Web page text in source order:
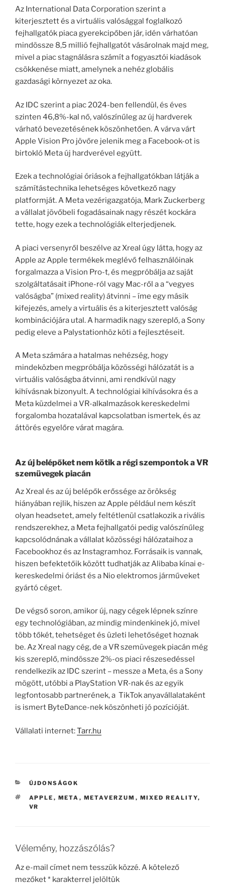
Az International Data Corporation szerint a
kiterjesztett és a virtuális valósággal foglalkozó
fejhallgatók piaca gyerekcipőben jár, idén várhatóan
mindössze 8,5 millió fejhallgatót vásárolnak majd meg,
mivel a piac stagnálásra számít a fogyasztói kiadások
csökkenése miatt, amelynek a nehéz globális
gazdasági környezet az oka.
Az IDC szerint a piac 2024-ben fellendül, és éves
szinten 46,8%-kal nő, valószínűleg az új hardverek
várható bevezetésének köszönhetően. A várva várt
Apple Vision Pro jövőre jelenik meg a Facebook-ot is
birtokló Meta új hardverével együtt.
Ezek a technológiai óriások a fejhallgatókban látják a
számítástechnika lehetséges következő nagy
platformját. A Meta vezérigazgatója, Mark Zuckerberg
a vállalat jövőbeli fogadásainak nagy részét kockára
tette, hogy ezek a technológiák elterjedjenek.
A piaci versenyről beszélve az Xreal úgy látta, hogy az
Apple az Apple termékek meglévő felhasználóinak
forgalmazza a Vision Pro-t, és megpróbálja az saját
szolgáltatásait iPhone-ról vagy Mac-ről a a “vegyes
valóságba” (mixed reality) átvinni – íme egy másik
kifejezés, amely a virtuális és a kiterjesztett valóság
kombinációjára utal. A harmadik nagy szereplő, a Sony
pedig eleve a Palystationhöz köti a fejlesztéseit.
A Meta számára a hatalmas nehézség, hogy
mindeközben megpróbálja közösségi hálózatát is a
virtuális valóságba átvinni, ami rendkívül nagy
kihívásnak bizonyult. A technológiai kihívásokra és a
Meta küzdelmei a VR-alkalmazások kereskedelmi
forgalomba hozatalával kapcsolatban ismertek, és az
áttörés egyelőre várat magára.
Az új belépőket nem kötik a régi szempontok a VR
szemüvegek piacán
Az Xreal és az új belépők erőssége az örökség
hiányában rejlik, hiszen az Apple például nem készít
olyan headsetet, amely feltétlenül csatlakozik a rivális
rendszerekhez, a Meta fejhallgatói pedig valószínűleg
kapcsolódnának a vállalat közösségi hálózataihoz a
Facebookhoz és az Instagramhoz. Forrásaik is vannak,
hiszen befektetőik között tudhatják az Alibaba kínai e-
kereskedelmi óriást és a Nio elektromos járműveket
gyártó céget.
De végső soron, amikor új, nagy cégek lépnek színre
egy technológiában, az mindig mindenkinek jó, mivel
több tőkét, tehetséget és üzleti lehetőséget hoznak
be. Az Xreal nagy cég, de a VR szemüvegek piacán még
kis szereplő, mindössze 2%-os piaci részesedéssel
rendelkezik az IDC szerint – messze a Meta, és a Sony
mögött, utóbbi a PlayStation VR-nak és az egyik
legfontosabb partnerének, a TikTok anyavállalataként
is ismert ByteDance-nek köszönheti jó pozícióját.
Vállalati internet:Tarr.hu
KATEGÓRIÁK
ÚJDONSÁGOK
CÍMKÉK
APPLE , META , METAVERZUM , MIXED REALITY,
VR
Vélemény, hozzászólás?
Az e-mail címet nem tesszük közzé. A kötelező
mezőket* karakterrel jelöltük